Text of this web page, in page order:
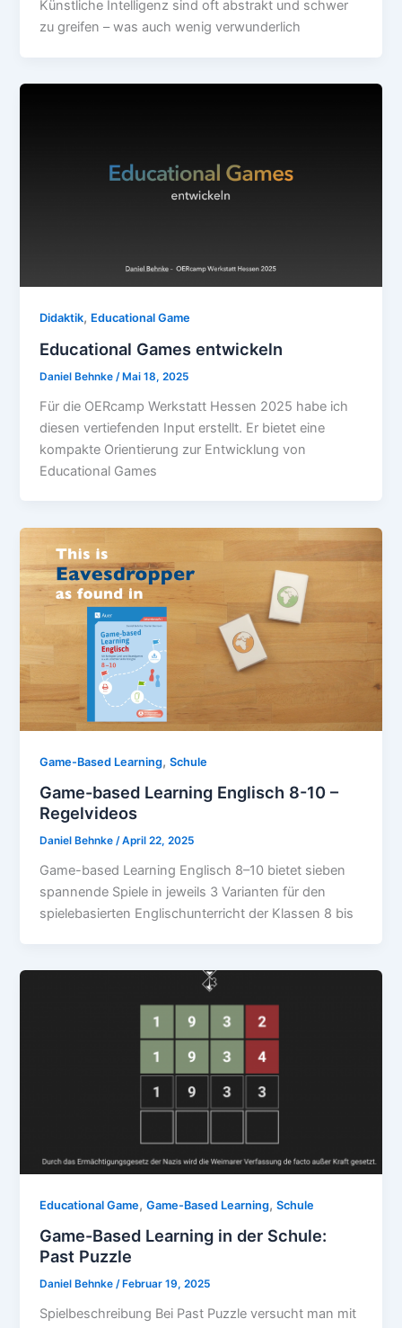
Künstliche Intelligenz sind oft abstrakt und schwer
zu greifen – was auch wenig verwunderlich
Didaktik, Educational Game
Educational Games entwickeln
Daniel Behnke /Mai 18, 2025
Für die OERcamp Werkstatt Hessen 2025 habe ich
diesen vertiefenden Input erstellt. Er bietet eine
kompakte Orientierung zur Entwicklung von
Educational Games
Game-Based Learning,Schule
Game-based Learning Englisch 8-10 –
Regelvideos
Daniel Behnke/April 22, 2025
Game-based Learning Englisch 8–10 bietet sieben
spannende Spiele in jeweils 3 Varianten für den
spielebasierten Englischunterricht der Klassen 8 bis
Educational Game,Game-Based Learning,Schule
Game-Based Learning in der Schule:
Past Puzzle
Daniel Behnke/ Februar 19, 2025
Spielbeschreibung Bei Past Puzzle versucht man mit